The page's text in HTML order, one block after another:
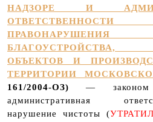
НАДЗОРЕ И
БЛАГОУСТРОЙСТВА,
ОБЪЕКТОВ И
ТЕРРИТОРИИ
161/2004-ОЗ) — законом
административная
нарушение чистоты (